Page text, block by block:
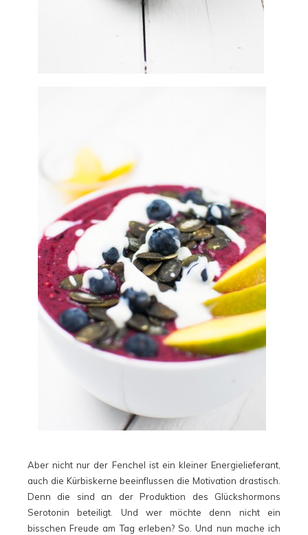
Aber nicht nur der Fenchel ist ein kleiner Energielieferant,
auch die Kürbiskerne beeinflussen die Motivation drastisch.
Denn die sind an der Produktion des Glückshormons
Serotonin beteiligt. Und wer möchte denn nicht ein
bisschen Freude am Tag erleben? So. Und nun mache ich